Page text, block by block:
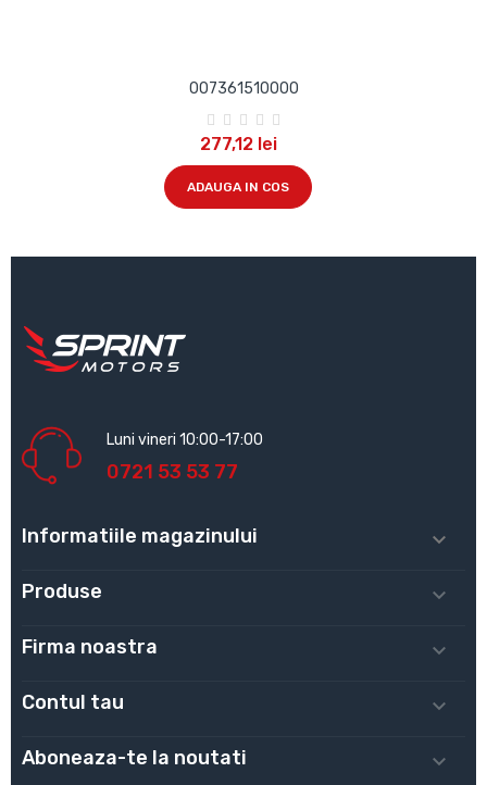
007361510000
277,12 lei
ADAUGA IN COS
Luni vineri 10:00-17:00
0721 53 53 77
Informatiile magazinului 
Produse 
Firma noastra 
Contul tau 
Aboneaza-te la noutati 